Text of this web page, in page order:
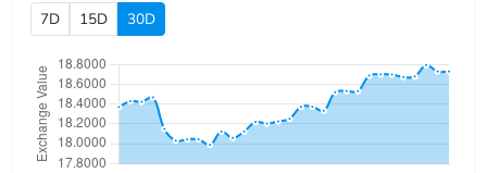
USD/BDT
USD/BGN
USD/BHD
7D 15D 30D